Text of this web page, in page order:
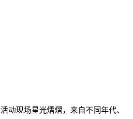
活动现场星光熠熠，来自不同年代、